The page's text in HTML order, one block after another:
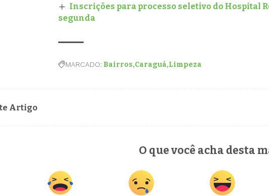
Inscrições para processo seletivo do Hospital
segunda
MARCADO: Bairros Caraguá Limpeza
Artigo
O que você acha desta